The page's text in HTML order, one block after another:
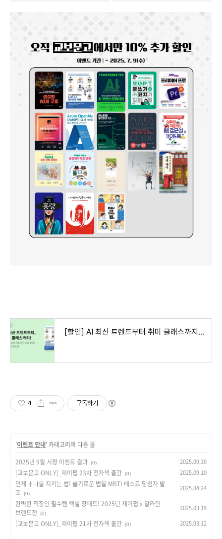
[할인] AI 최신 트렌드부터 취미 클래스까지! 제이펍 출판사 소장 10% 할인전 – 교보문고
4 구독하기
'이벤트 안내' 카테고리의 다른 글
2025년 9월 서평 이벤트 결과 (0) 2025.09.30
[교보문고 ONLY]_제이펍 23차 전자책 출간 (0) 2025.09.10
언제나 나를 지키는 법! 슬기로운 법률 MBTI 테스트 당첨자 발
표
(0)
2025.04.24
완벽한 직장인 필수템 엑셀 장패드! 2025년 제이펍 x 알라딘
브랜드전
(0)
2025.03.19
[교보문고 ONLY]_제이펍 21차 전자책 출간 (0) 2025.03.12